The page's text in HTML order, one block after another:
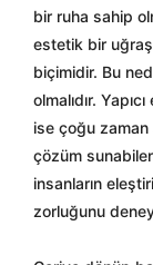
bir ruha sahip
estetik bir uğraş
biçimidir. Bu
olmalıdır.
ise çoğu zaman
çözüm
insanların
zorluğunu